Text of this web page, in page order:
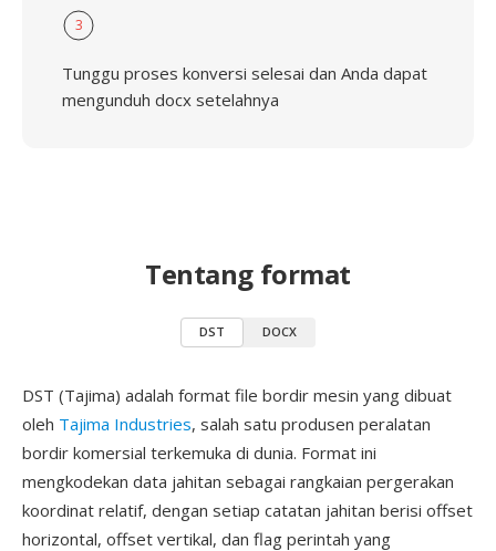
3
Tunggu proses konversi selesai dan Anda dapat
mengunduh docx setelahnya
Tentang format
DST DOCX
DST (Tajima) adalah format file bordir mesin yang dibuat
oleh Tajima Industries, salah satu produsen peralatan
bordir komersial terkemuka di dunia. Format ini
mengkodekan data jahitan sebagai rangkaian pergerakan
koordinat relatif, dengan setiap catatan jahitan berisi offset
horizontal, offset vertikal, dan flag perintah yang